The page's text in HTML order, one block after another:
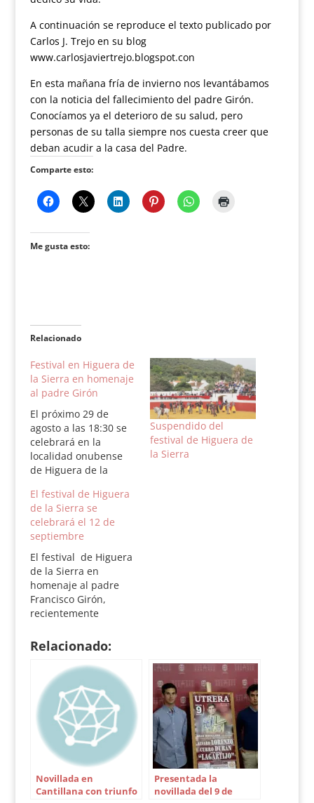
A continuación se reproduce el texto publicado por
Carlos J. Trejo en su blog
www.carlosjaviertrejo.blogspot.con
En esta mañana fría de invierno nos levantábamos
con la noticia del fallecimiento del padre Girón.
Conocíamos ya el deterioro de su salud, pero
personas de su talla siempre nos cuesta creer que
deban acudir a la casa del Padre.
Comparte esto:
Me gusta esto:
Relacionado
Festival en Higuera de
la Sierra en homenaje
al padre Girón
El próximo 29 de
agosto a las 18:30 se
celebrará en la
localidad onubense
de Higuera de la
Festival Taurino. En
esta ocasión se
dedicará a Francisco
Girón, fallecido en
este año y alma del
Festival durante los 40
años de existencia. El
cartel del Festival es…
Suspendido del
festival de Higuera de
la Sierra
El festival de Higuera
de la Sierra se
celebrará el 12 de
septiembre
El festival de Higuera
de la Sierra en
homenaje al padre
Francisco Girón,
recientemente
aplazado para el
próximo sábado 12 de
septiembre. El festival
en el que tenían
previsto torear
novillos de Zalduendo
y Domecq, entre otras
ganaderías, los
diestros Juan Antonio,
Ruiz Espartaco, Pepe
Luis Vázquez,
Miguel…
Relacionado:
Novillada en
Cantillana con triunfo
Presentada la
novillada del 9 de